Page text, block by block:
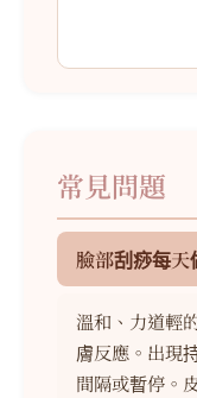
常見問題
臉部刮痧每天
溫和、力道輕
膚反應。出現
間隔或暫停。